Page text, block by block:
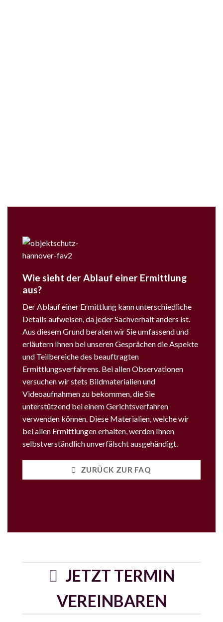
Wie sieht der Ablauf einer Ermittlung
aus?
Der Ablauf einer Ermittlung kann unterschiedliche
Details aufweisen, da jeder Sachverhalt anders ist.
Aus diesem Grund beraten wir Sie umfassend und
erläutern Ihnen bei unseren Gesprächen die Aspekte
und Teilbereiche des beauftragten
Ermittlungsverfahrens. Bei allen Observationen
versuchen wir stets Bildmaterialien und
Videoaufnahmen zu bekommen, die Sie
unterstützend bei einem Gerichtsverfahren
verwenden können. Diese Materialien, welche wir
bei allen Ermittlungen erhalten, werden Ihnen
selbstverständlich unverfälscht ausgehändigt.
ZURÜCK ZUR FAQ
JETZT TERMIN
VEREINBAREN